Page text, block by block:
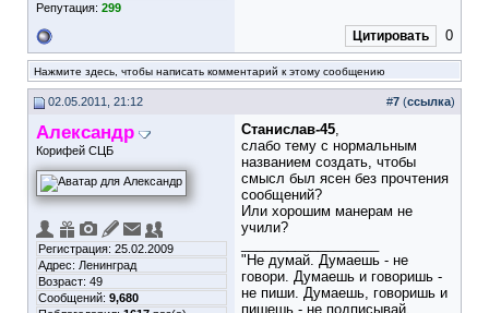
Репутация: 299
Цитировать 0
Нажмите здесь, чтобы написать комментарий к этому сообщению
02.05.2011, 21:12 #7 (ссылка)
Александр
Корифей СЦБ
Регистрация: 25.02.2009
Адрес: Ленинград
Возраст: 49
Сообщений: 9,680
Станислав-45,
слабо тему с нормальным
названием создать, чтобы
смысл был ясен без прочтения
сообщений?
Или хорошим манерам не
учили?
"Не думай. Думаешь - не
говори. Думаешь и говоришь -
не пиши. Думаешь, говоришь и
пишешь - не подписывай.